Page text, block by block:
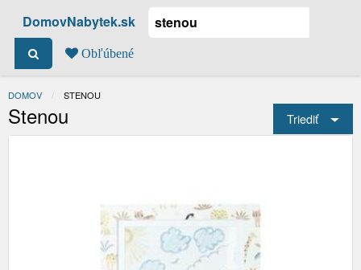
DomovNabytek.sk
Obľúbené
DOMOV ACTUAL:
STENOU
Stenou Triediť